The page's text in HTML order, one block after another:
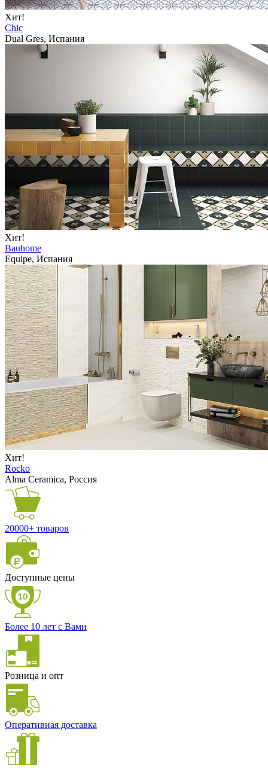
Хит!
Chic
Dual Gres, Испания
Хит!
Bauhome
Equipe, Испания
Хит!
Rocko
Alma Ceramica, Россия
20000+ товаров
Доступные цены
Более 10 лет с Вами
Розница и опт
Оперативная доставка